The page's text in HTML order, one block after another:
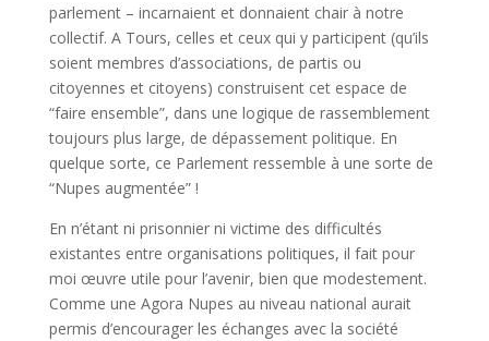
parlement – incarnaient et donnaient chair à notre
collectif. A Tours, celles et ceux qui y participent (qu’ils
soient membres d’associations, de partis ou
citoyennes et citoyens) construisent cet espace de
“faire ensemble”, dans une logique de rassemblement
toujours plus large, de dépassement politique. En
quelque sorte, ce Parlement ressemble à une sorte de
“Nupes augmentée” !
En n’étant ni prisonnier ni victime des difficultés
existantes entre organisations politiques, il fait pour
moi œuvre utile pour l’avenir, bien que modestement.
Comme une Agora Nupes au niveau national aurait
permis d’encourager les échanges avec la société